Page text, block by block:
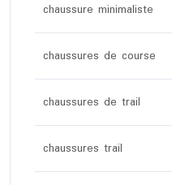
chaussure minimaliste
chaussures de course
chaussures de trail
chaussures trail